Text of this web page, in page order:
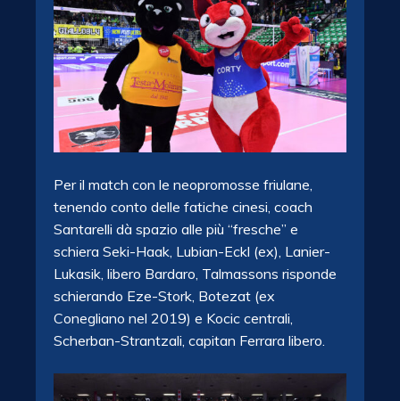
Per il match con le neopromosse friulane,
tenendo conto delle fatiche cinesi, coach
Santarelli dà spazio alle più “fresche” e
schiera Seki-Haak, Lubian-Eckl (ex), Lanier-
Lukasik, libero Bardaro, Talmassons risponde
schierando Eze-Stork, Botezat (ex
Conegliano nel 2019) e Kocic centrali,
Scherban-Strantzali, capitan Ferrara libero.